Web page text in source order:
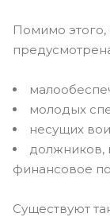
Помимо
молодых
несущих
должников,
финансовое
Существуют